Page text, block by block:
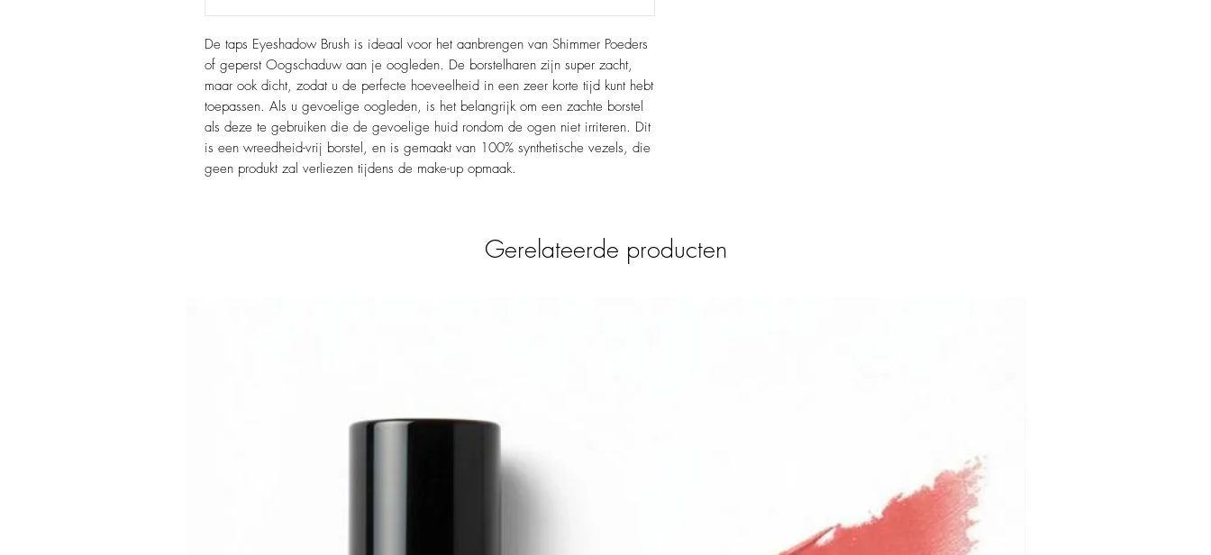
De taps Eyeshadow Brush is ideaal voor het aanbrengen van Shimmer Poeders
of geperst Oogschaduw aan je oogleden. De borstelharen zijn super zacht,
maar ook dicht, zodat u de perfecte hoeveelheid in een zeer korte tijd kunt hebt
toepassen. Als u gevoelige oogleden, is het belangrijk om een zachte borstel
als deze te gebruiken die de gevoelige huid rondom de ogen niet irriteren. Dit
is een wreedheid-vrij borstel, en is gemaakt van 100% synthetische vezels, die
geen produkt zal verliezen tijdens de make-up opmaak.
Gerelateerde producten